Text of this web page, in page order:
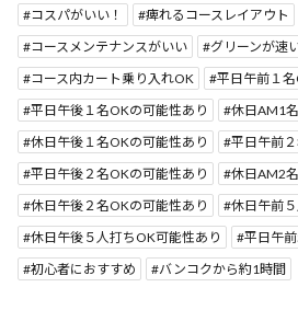
コスパがいい！
痺れるコースレイアウト
コースメンテナンスがいい
グリーンが速
コース内カート乗り入れOK
平日午前１
平日午後１名OKの可能性あり
休日AM1
休日午後１名OKの可能性あり
平日午前
平日午後２名OKの可能性あり
休日AM2
休日午後２名OKの可能性あり
休日午前
休日午後５人打ちOK可能性あり
平日午
初心者におすすめ
バンコクから約1時間